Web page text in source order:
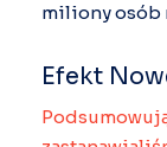
miliony osób
Efekt